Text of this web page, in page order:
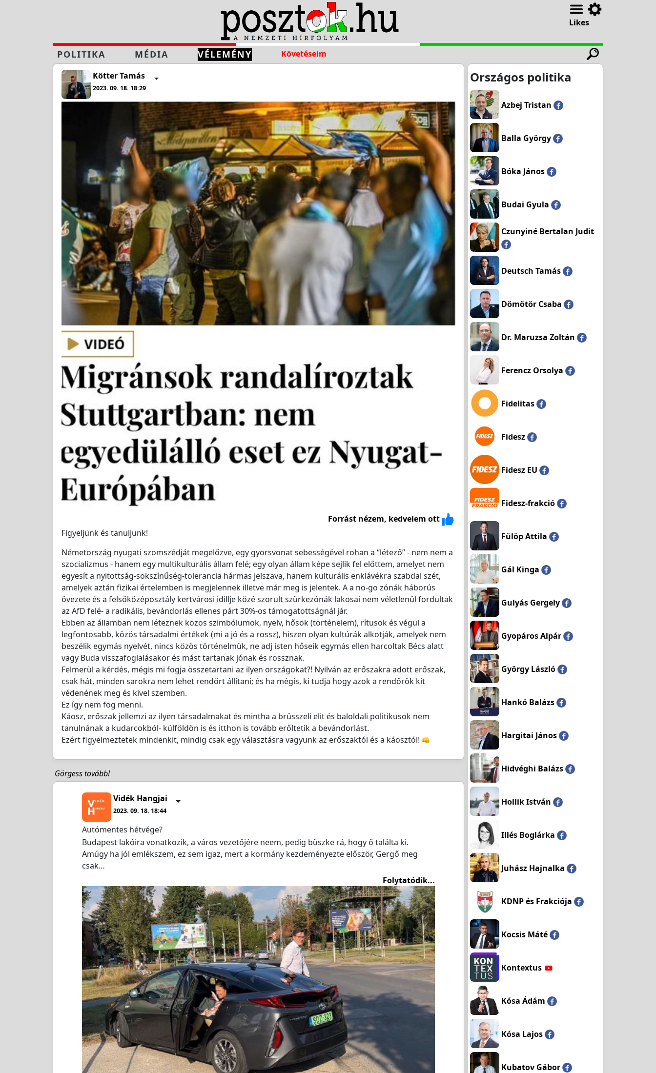
Likes
POLITIKA MÉDIA VÉLEMÉNY Követéseim
Kötter Tamás
2023. 09. 18. 18:29
Forrást nézem, kedvelem ott
Figyeljünk és tanuljunk!
Németország nyugati szomszédját megelőzve, egy gyorsvonat sebességével rohan a “létező” - nem nem a
szocializmus - hanem egy multikulturális állam felé; egy olyan állam képe sejlik fel előttem, amelyet nem
egyesít a nyitottság-sokszínűség-tolerancia hármas jelszava, hanem kulturális enklávékra szabdal szét,
amelyek aztán fizikai értelemben is megjelennek illetve már meg is jelentek. A a no-go zónák háborús
övezete és a felsőközéposztály kertvárosi idillje közé szorult szürkezónák lakosai nem véletlenül fordultak
az AfD felé- a radikális, bevándorlás ellenes párt 30%-os támogatottságnál jár.
Ebben az államban nem léteznek közös szimbólumok, nyelv, hősök (történelem), rítusok és végül a
legfontosabb, közös társadalmi értékek (mi a jó és a rossz), hiszen olyan kultúrák alkotják, amelyek nem
beszélik egymás nyelvét, nincs közös történelmük, ne adj isten hőseik egymás ellen harcoltak Bécs alatt
vagy Buda visszafoglalásakor és mást tartanak jónak és rossznak.
Felmerül a kérdés, mégis mi fogja összetartani az ilyen országokat?! Nyilván az erőszakra adott erőszak,
csak hát, minden sarokra nem lehet rendőrt állítani; és ha mégis, ki tudja hogy azok a rendőrök kit
védenének meg és kivel szemben.
Ez így nem fog menni.
Káosz, erőszak jellemzi az ilyen társadalmakat és mintha a brüsszeli elit és baloldali politikusok nem
tanulnának a kudarcokból- külföldön is és itthon is tovább erőltetik a bevándorlást.
Ezért figyelmeztetek mindenkit, mindig csak egy választásra vagyunk az erőszaktól és a káosztól!
Görgess tovább!
Vidék Hangjai
2023. 09. 18. 18:44
Autómentes hétvége?
Budapest lakóira vonatkozik, a város vezetőjére neem, pedig büszke rá, hogy ő találta ki.
Amúgy ha jól emlékszem, ez sem igaz, mert a kormány kezdeményezte először, Gergő meg
csak…
Folytatódik...
Országos politika
Azbej Tristan
Balla György
Bóka János
Budai Gyula
Czunyiné Bertalan Judit
Deutsch Tamás
Dömötör Csaba
Dr. Maruzsa Zoltán
Ferencz Orsolya
Fidelitas
Fidesz
Fidesz EU
Fidesz-frakció
Fülöp Attila
Gál Kinga
Gulyás Gergely
Gyopáros Alpár
György László
Hankó Balázs
Hargitai János
Hidvéghi Balázs
Hollik István
Illés Boglárka
Juhász Hajnalka
KDNP és Frakciója
Kocsis Máté
Kontextus
Kósa Ádám
Kósa Lajos
Kubatov Gábor